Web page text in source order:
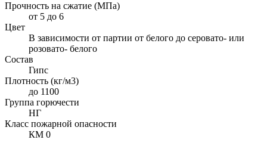
Прочность на сжатие (МПа)
от 5 до 6
Цвет
В зависимости от партии от белого до серовато- или
розовато- белого
Состав
Гипс
Плотность (кг/м3)
до 1100
Группа горючести
НГ
Класс пожарной опасности
КМ 0